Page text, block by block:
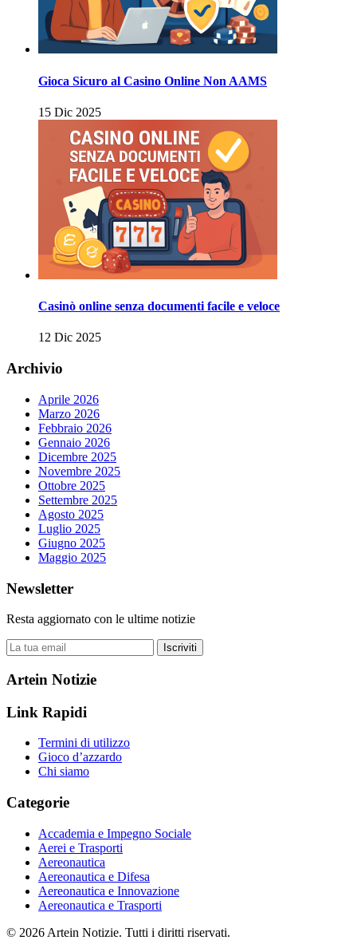
Gioca Sicuro al Casino Online Non AAMS
15 Dic 2025
Casinò online senza documenti facile e veloce
12 Dic 2025
Archivio
Aprile 2026
Marzo 2026
Febbraio 2026
Gennaio 2026
Dicembre 2025
Novembre 2025
Ottobre 2025
Settembre 2025
Agosto 2025
Luglio 2025
Giugno 2025
Maggio 2025
Newsletter
Resta aggiornato con le ultime notizie
Iscriviti
Artein Notizie
Link Rapidi
Termini di utilizzo
Gioco d’azzardo
Chi siamo
Categorie
Accademia e Impegno Sociale
Aerei e Trasporti
Aereonautica
Aereonautica e Difesa
Aereonautica e Innovazione
Aereonautica e Trasporti
© 2026 Artein Notizie. Tutti i diritti riservati.